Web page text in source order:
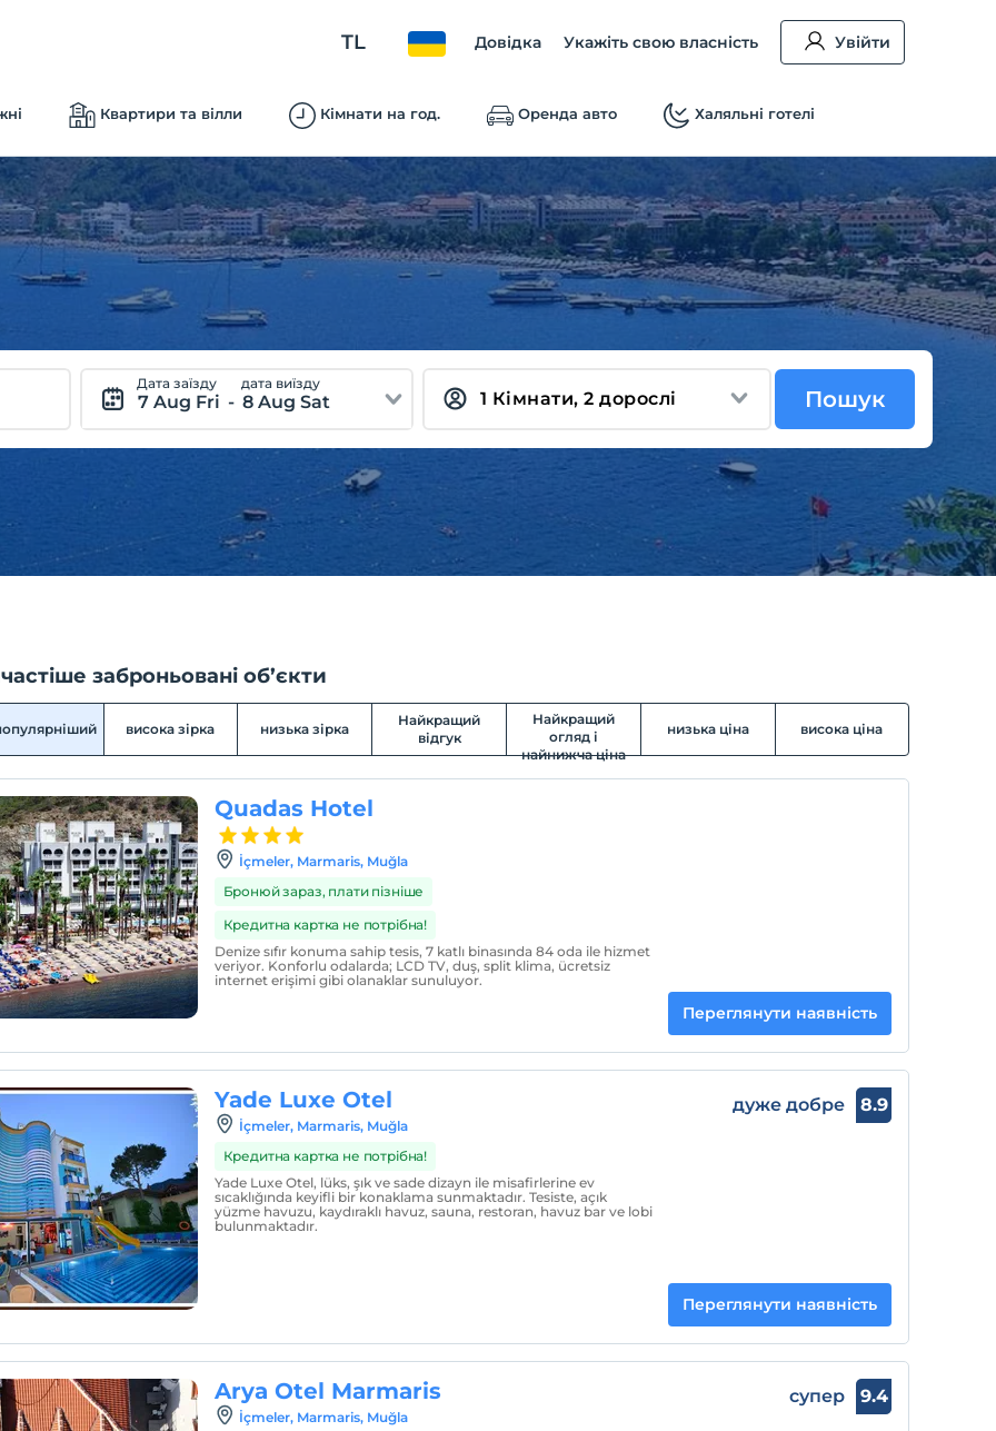
TL Довідка Укажіть свою власність Увійти
Квартири та вілли Кімнати на год. Оренда авто Халяльні готелі
Дата заїзду
7 Aug Fri -
дата виїзду
8 Aug Sat Пошук
заброньовані об’єкти
висока зірка низька зірка
Найкращий
відгук
Найкращий
огляд і
найнижча ціна
низька ціна висока ціна
Quadas Hotel
İçmeler, Marmaris, Muğla
Бронюй зараз, плати пізніше
Кредитна картка не потрібна!
Denize sıfır konuma sahip tesis, 7 katlı binasında 84 oda ile hizmet
veriyor. Konforlu odalarda; LCD TV, duş, split klima, ücretsiz
internet erişimi gibi olanaklar sunuluyor.
Переглянути наявність
Yade Luxe Otel
İçmeler, Marmaris, Muğla
Кредитна картка не потрібна!
Yade Luxe Otel, lüks, şık ve sade dizayn ile misafirlerine ev
sıcaklığında keyifli bir konaklama sunmaktadır. Tesiste, açık
yüzme havuzu, kaydıraklı havuz, sauna, restoran, havuz bar ve lobi
bulunmaktadır.
дуже добре 8.9
Переглянути наявність
Arya Otel Marmaris
İçmeler, Marmaris, Muğla
супер 9.4